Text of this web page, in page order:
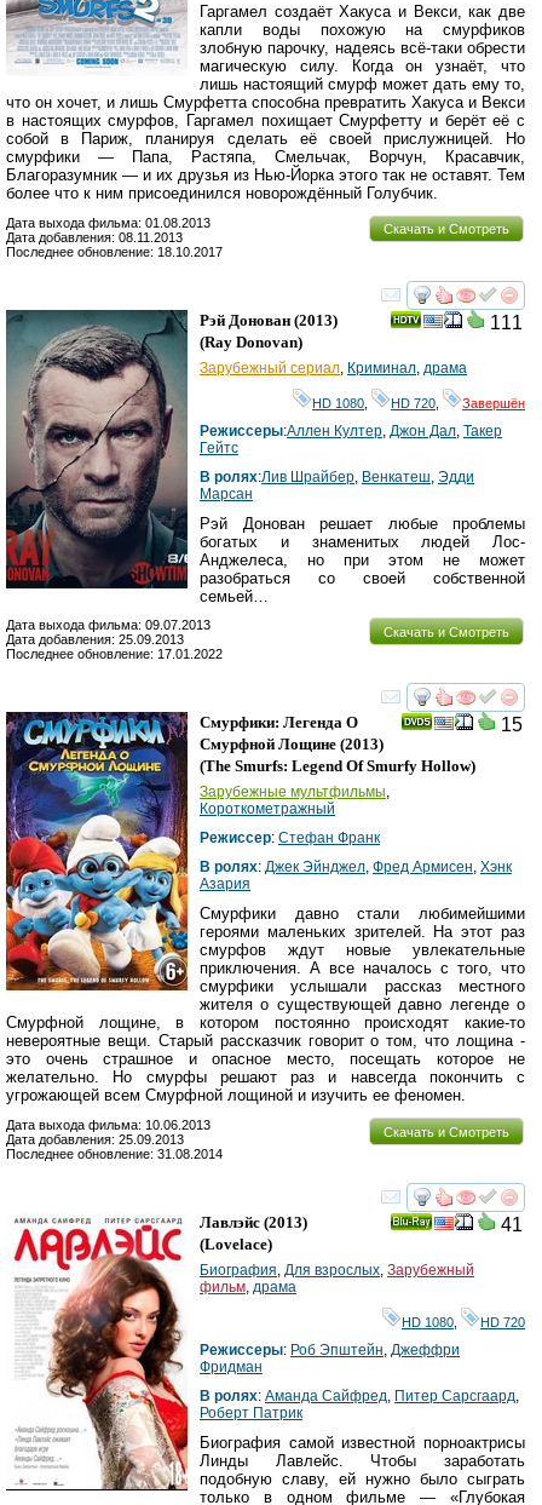
Гаргамел создаёт Хакуса и Векси, как две
капли воды похожую на смурфиков
злобную парочку, надеясь всё-таки обрести
магическую силу. Когда он узнаёт, что
лишь настоящий смурф может дать ему то,
что он хочет, и лишь Смурфетта способна превратить Хакуса и Векси
в настоящих смурфов, Гаргамел похищает Смурфетту и берёт её с
собой в Париж, планируя сделать её своей прислужницей. Но
смурфики — Папа, Растяпа, Смельчак, Ворчун, Красавчик,
Благоразумник — и их друзья из Нью-Йорка этого так не оставят. Тем
более что к ним присоединился новорождённый Голубчик.
Скачать и Смотреть
Дата выхода фильма: 01.08.2013
Дата добавления: 08.11.2013
Последнее обновление: 18.10.2017
смотреть
111
Рэй Донован (2013)
(Ray Donovan)
Зарубежный сериал Криминал драма
HD 1080 HD 720 Завершён
Режиссеры:Аллен Култер Джон Дал Такер
Гейтс
В ролях:Лив Шрайбер Венкатеш Эдди
Марсан
Рэй Донован решает любые проблемы
богатых и знаменитых людей Лос-
Анджелеса, но при этом не может
разобраться со своей собственной
семьей…
Скачать и Смотреть
Дата выхода фильма: 09.07.2013
Дата добавления: 25.09.2013
Последнее обновление: 17.01.2022
смотреть
15
Смурфики: Легенда О
Смурфной Лощине (2013)
(The Smurfs: Legend Of Smurfy Hollow)
Зарубежные мультфильмы,
Короткометражный
Режиссер: Стефан Франк
В ролях: Джек Эйнджел, Фред Армисен, Хэнк
Азария
Смурфики давно стали любимейшими
героями маленьких зрителей. На этот раз
смурфов ждут новые увлекательные
приключения. А все началось с того, что
смурфики услышали рассказ местного
жителя о существующей давно легенде о
Смурфной лощине, в котором постоянно происходят какие-то
невероятные вещи. Старый рассказчик говорит о том, что лощина -
это очень страшное и опасное место, посещать которое не
желательно. Но смурфы решают раз и навсегда покончить с
угрожающей всем Смурфной лощиной и изучить ее феномен.
Скачать и Смотреть
Дата выхода фильма: 10.06.2013
Дата добавления: 25.09.2013
Последнее обновление: 31.08.2014
смотреть
41
Лавлэйс (2013)
(Lovelace)
Биография, Для взрослых, Зарубежный
фильм, драма
HD 1080 HD 720
Режиссеры: Роб Эпштейн, Джеффри
Фридман
В ролях: Аманда Сайфред, Питер Сарсгаард,
Роберт Патрик
Биография самой известной порноактрисы
Линды Лавлейс. Чтобы заработать
подобную славу, ей нужно было сыграть
только в одном фильме — «Глубокая